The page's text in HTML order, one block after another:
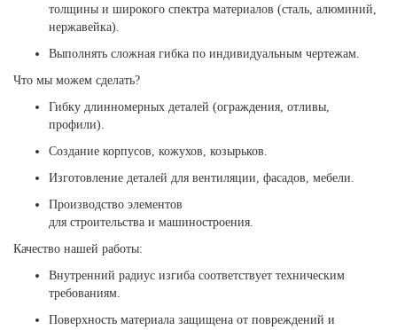
толщины и широкого спектра материалов (сталь, алюминий,
нержавейка).
Выполнять сложная гибка по индивидуальным чертежам.
Что мы можем сделать?
Гибку длинномерных деталей (ограждения, отливы,
профили).
Создание корпусов, кожухов, козырьков.
Изготовление деталей для вентиляции, фасадов, мебели.
Производство элементов
для строительства и машиностроения.
Качество нашей работы:
Внутренний радиус изгиба соответствует техническим
требованиям.
Поверхность материала защищена от повреждений и